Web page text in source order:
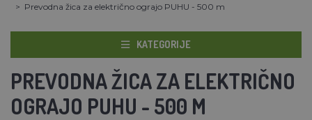
Prevodna žica za električno ograjo PUHU - 500 m
KATEGORIJE
PREVODNA ŽICA ZA ELEKTRIČNO
OGRAJO PUHU - 500 M